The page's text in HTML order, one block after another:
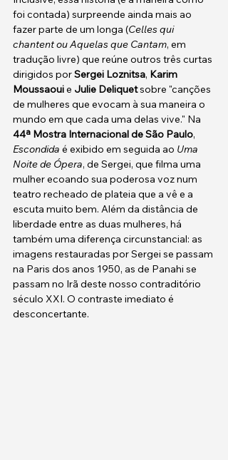
foi contada) surpreende ainda mais ao
fazer parte de um longa (Celles qui
chantent ou Aquelas que Cantam, em
tradução livre) que reúne outros três curtas
dirigidos por Sergei Loznitsa, Karim
Moussaoui e Julie Deliquet sobre "canções
de mulheres que evocam à sua maneira o
mundo em que cada uma delas vive." Na
44ª Mostra Internacional de São Paulo,
Escondida é exibido em seguida ao Uma
Noite de Ópera, de Sergei, que filma uma
mulher ecoando sua poderosa voz num
teatro recheado de plateia que a vê e a
escuta muito bem. Além da distância de
liberdade entre as duas mulheres, há
também uma diferença circunstancial: as
imagens restauradas por Sergei se passam
na Paris dos anos 1950, as de Panahi se
passam no Irã deste nosso contraditório
século XXI. O contraste imediato é
desconcertante.